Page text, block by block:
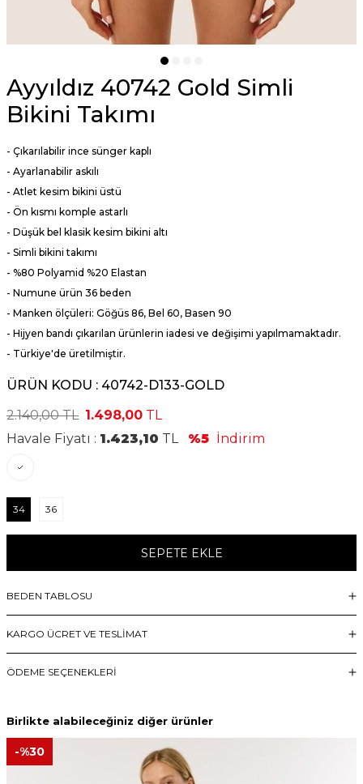
Ayyıldız 40742 Gold Simli
Bikini Takımı
- Çıkarılabilir ince sünger kaplı
- Ayarlanabilir askılı
- Atlet kesim bikini üstü
- Ön kısmı komple astarlı
- Düşük bel klasik kesim bikini altı
- Simli bikini takımı
- %80 Polyamid %20 Elastan
- Numune ürün 36 beden
- Manken ölçüleri: Göğüs 86, Bel 60, Basen 90
- Hijyen bandı çıkarılan ürünlerin iadesi ve değişimi yapılmamaktadır.
- Türkiye'de üretilmiştir.
ÜRÜN KODU : 40742-D133-GOLD
2.140,00TL 1.498,00 TL
Havale Fiyatı : 1.423,10 TL %5 İndirim
34 36
SEPETE EKLE
BEDEN TABLOSU
KARGO ÜCRET VE TESLİMAT
ÖDEME SEÇENEKLERI
Birlikte alabileceğiniz diğer ürünler
-%30